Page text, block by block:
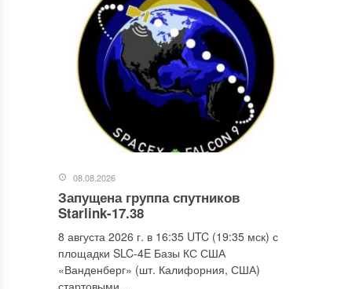
08.08.2026
Запущена группа спутников
Starlink-17.38
8 августа 2026 г. в 16:35 UTC (19:35 мск) с
площадки SLC-4E Базы КС США
«Ванденберг» (шт. Калифорния, США)